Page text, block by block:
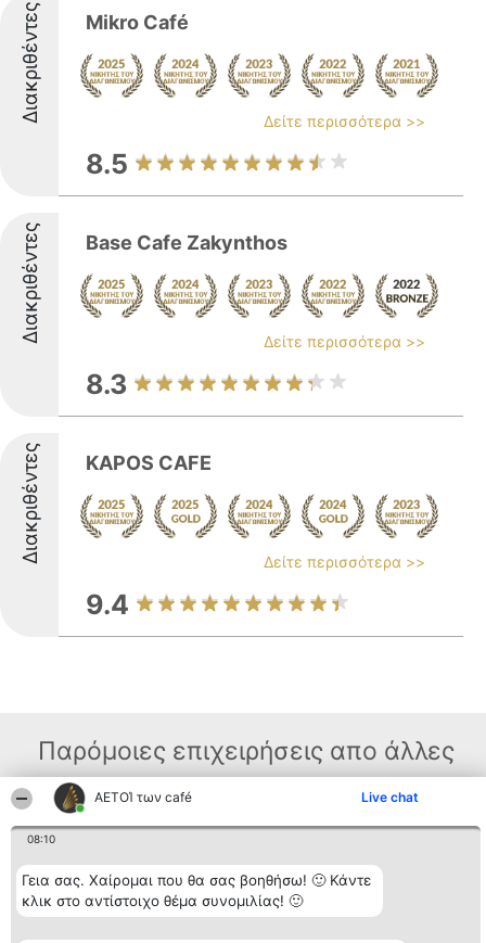
ΑΕΤΟΊ των café Live chat
08:10
Γεια σας. Χαίρομαι που θα σας βοηθήσω! 🙂 Κάντε
κλικ στο αντίστοιχο θέμα συνομιλίας! 🙂
Διακριθέντες Mikro Café
Δείτε περισσότερα >>
8.5
Διακριθέντες Base Cafe Zakynthos
Δείτε περισσότερα >>
8.3
Διακριθέντες KAPOS CAFE
Δείτε περισσότερα >>
9.4
Παρόμοιες επιχειρήσεις απο άλλες
περιοχές
κατάταξης
BEAUTIFUL COMPANY
Μονοπρόσωπη ΙΚΕ
2104128019
Διακριθέντες
Λίστα όλων
των
Επικοινωνία